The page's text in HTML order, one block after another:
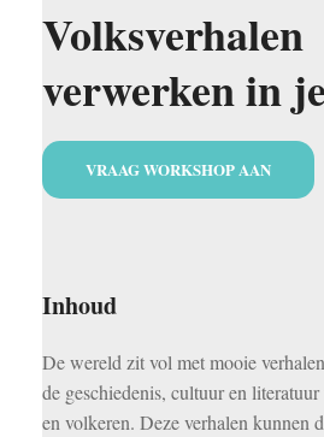
Volksverhalen
verwerken in
VRAAG WORKSHOP AAN
Inhoud
De wereld zit vol met mooie
de geschiedenis, cultuur en
en volkeren. Deze verhalen kunnen